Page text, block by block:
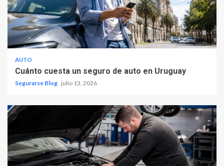
AUTO
Cuánto cuesta un seguro de auto en Uruguay
Segurarse Blog julio 13, 2026